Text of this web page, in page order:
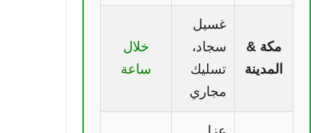
مكة &
المدينة
غسيل
سجاد،
تسليك
مجاري
خلال
ساعة